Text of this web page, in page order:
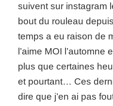
suivent sur instagram
bout du rouleau
temps a eu raison de
l’aime MOI l’automne
plus que certaines
et pourtant… Ces
dire que j’en ai pas